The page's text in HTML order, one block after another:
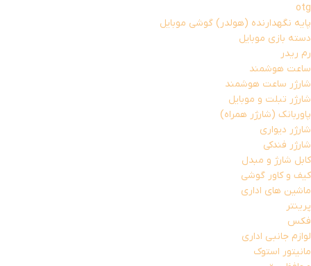
otg
پایه نگهدارنده (هولدر) گوشی موبایل
دسته بازی موبایل
رم ریدر
ساعت هوشمند
شارژر ساعت هوشمند
شارژر تبلت و موبایل
پاوربانک (شارژر همراه)
شارژر دیواری
شارژر فندکی
کابل شارژ و مبدل
کیف و کاور گوشی
ماشین های اداری
پرینتر
فکس
لوازم جانبی اداری
مانیتور استوک